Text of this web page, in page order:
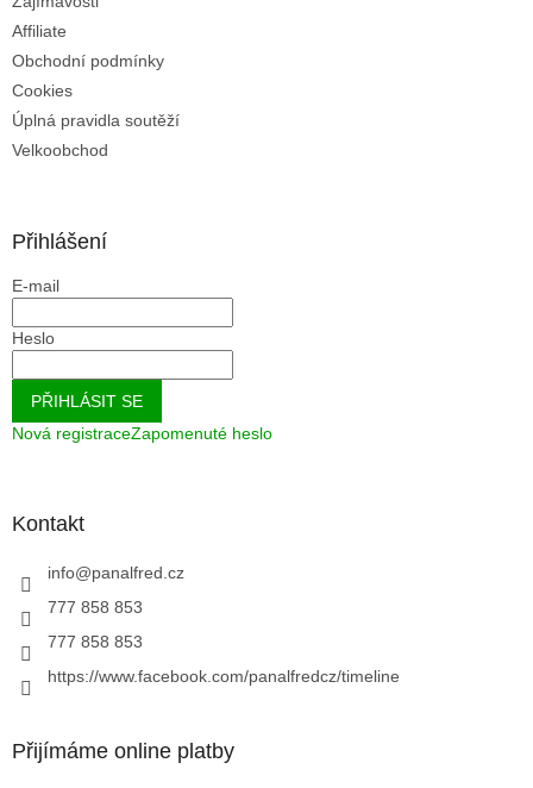
Affiliate
Obchodní podmínky
Cookies
Úplná pravidla soutěží
Velkoobchod
Přihlášení
E-mail
Heslo
PŘIHLÁSIT SE
Nová registraceZapomenuté heslo
Kontakt
info@panalfred.cz
777 858 853
777 858 853
https://www.facebook.com/panalfredcz/timeline
Přijímáme online platby